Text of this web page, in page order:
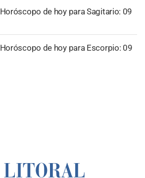
Horóscopo de hoy para Sagitario: 09
Horóscopo de hoy para Escorpio: 09